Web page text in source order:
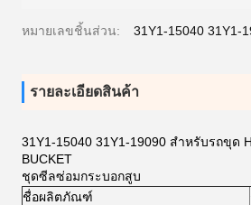
หมายเลขชิ้นส่วน: 31Y1-15040 31Y1-
รายละเอียดสินค้า
31Y1-15040 31Y1-19090 สำหรับรถขุด
BUCKET
ชุดซีลซ่อมกระบอกสูบ
ชื่อผลิตภัณฑ์